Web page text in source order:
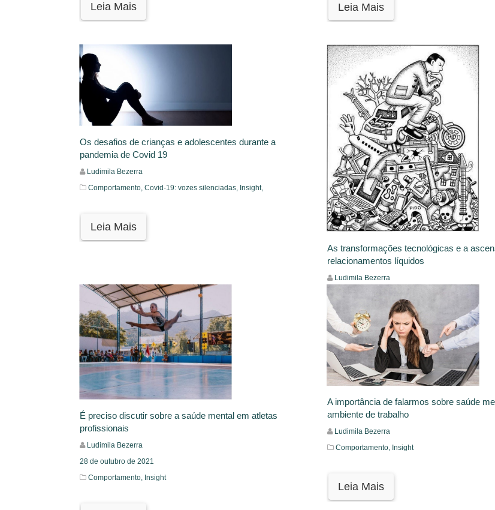
Leia Mais Leia Mais
Os desafios de crianças e adolescentes durante a
pandemia de Covid 19
Ludimila Bezerra
Comportamento, Covid-19: vozes silenciadas, Insight,
Leia Mais
As transformações tecnológicas e a
relacionamentos líquidos
Ludimila Bezerra
Leia Mais
É preciso discutir sobre a saúde mental em atletas
profissionais
Ludimila Bezerra
28 de outubro de 2021
Comportamento, Insight
A importância de falarmos sobre saúde
ambiente de trabalho
Ludimila Bezerra
Comportamento, Insight
Leia Mais